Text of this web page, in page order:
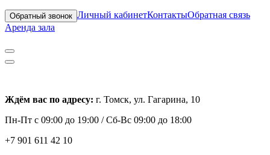
Обратный звонок Личный кабинетКонтактыОбратная связь
Аренда зала
Ждём вас по адресу: г. Томск, ул. Гагарина, 10
Пн-Пт с 09:00 до 19:00 /Сб-Вс 09:00 до 18:00
+7 901 611 42 10